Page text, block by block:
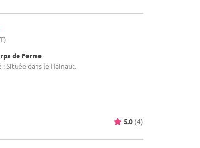
de Ferme
: Située dans le Hainaut.
5.0 (4)